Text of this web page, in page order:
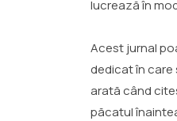
lucrează în
Acest jurnal
dedicat în
arată când
păcatul